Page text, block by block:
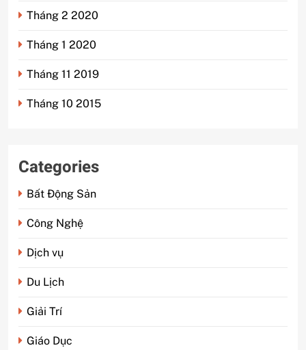
Tháng 2 2020
Tháng 1 2020
Tháng 11 2019
Tháng 10 2015
Categories
Bất Động Sản
Công Nghệ
Dịch vụ
Du Lịch
Giải Trí
Giáo Dục